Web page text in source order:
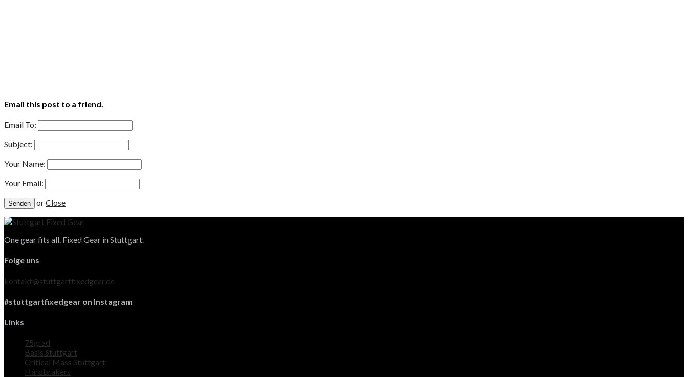
Email this post to a friend.
Email To:
Subject:
Your Name:
Your Email:
orClose
One gear fits all. Fixed Gear in Stuttgart.
Folge uns
kontakt@stuttgartfixedgear.de
#stuttgartfixedgear on Instagram
Links
75grad
Basis Stuttgart
Critical Mass Stuttgart
Hardbrakers